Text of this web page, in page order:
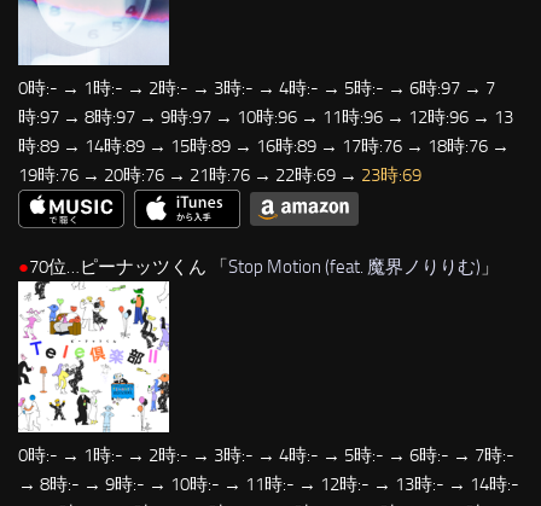
0時:- → 1時:- → 2時:- → 3時:- → 4時:- → 5時:- → 6時:97 → 7
時:97 → 8時:97 → 9時:97 → 10時:96 → 11時:96 → 12時:96 → 13
時:89 → 14時:89 → 15時:89 → 16時:89 → 17時:76 → 18時:76 →
19時:76 → 20時:76 → 21時:76 → 22時:69 → 23時:69
●70位…ピーナッツくん 「Stop Motion (feat. 魔界ノりりむ) 」
0時:- → 1時:- → 2時:- → 3時:- → 4時:- → 5時:- → 6時:- → 7時:-
→ 8時:- → 9時:- → 10時:- → 11時:- → 12時:- → 13時:- → 14時:-